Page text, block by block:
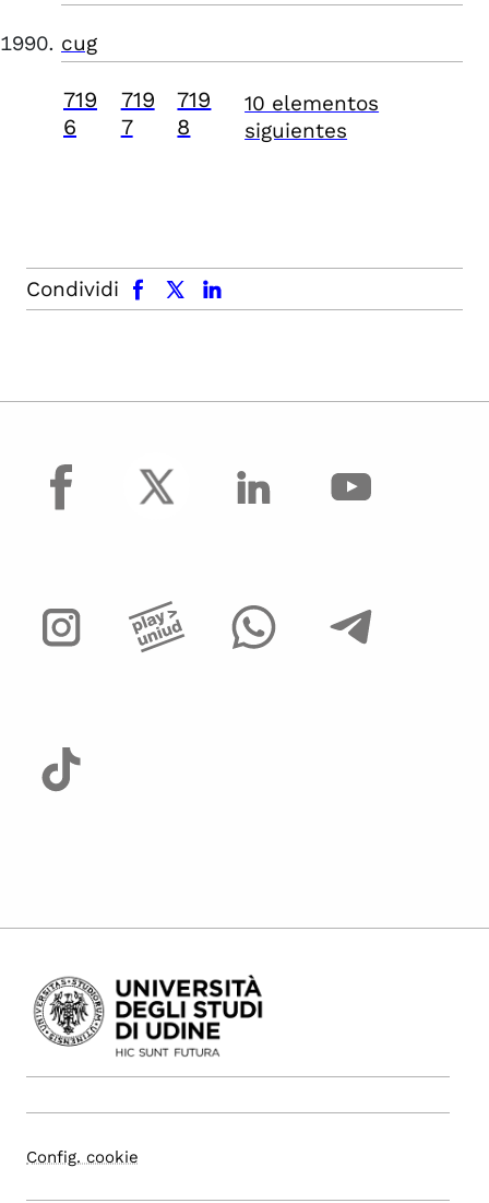
cug
719
6
719
7
719
8
10 elementos
siguientes
Condividi
facebook x.com linkedin
facebook
Config. cookie